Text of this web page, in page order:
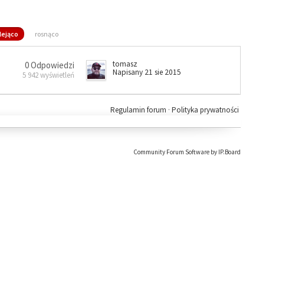
rosnąco
0 Odpowiedzi
5 942 wyświetleń
tomasz
Napisany 21 sie 2015
Polityka prywatności
Regulamin forum ·
Community Forum Software by IP.Board